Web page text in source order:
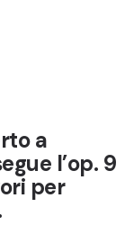
a
l’op. 9
per